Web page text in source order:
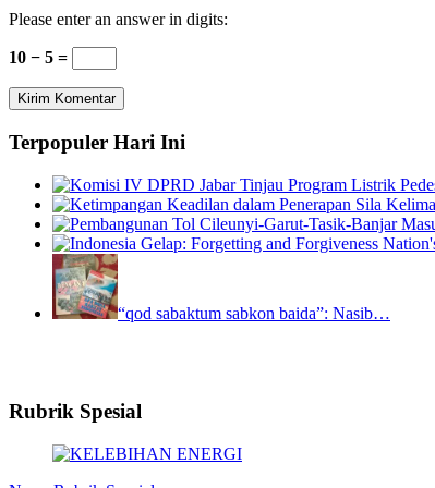
Please enter an answer in digits:
10 − 5 =
Terpopuler Hari Ini
“qod sabaktum sabkon baida”: Nasib…
Rubrik Spesial